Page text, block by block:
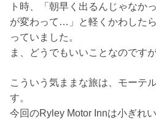
ト時、「朝早く出るんじゃなか
が変わって…」と軽くかわした
っていました。
ま、どうでもいいことなのですが
こういう気ままな旅は、モーテ
す。
今回のRyley Motor Innは小ぎれ